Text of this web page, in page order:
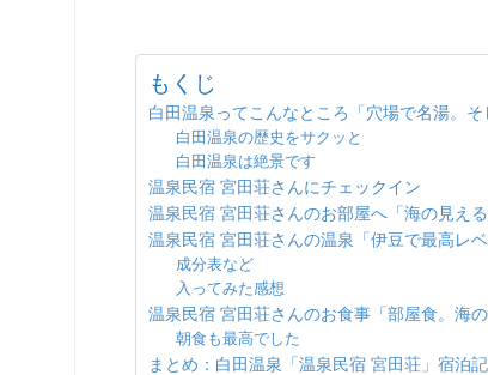
もくじ
白田温泉ってこんなところ「穴場で名湯。そ
白田温泉の歴史をサクッと
白田温泉は絶景です
温泉民宿 宮田荘さんにチェックイン
温泉民宿 宮田荘さんのお部屋へ「海の見える
温泉民宿 宮田荘さんの温泉「伊豆で最高レベ
成分表など
入ってみた感想
温泉民宿 宮田荘さんのお食事「部屋食。海
朝食も最高でした
まとめ：白田温泉「温泉民宿 宮田荘」宿泊